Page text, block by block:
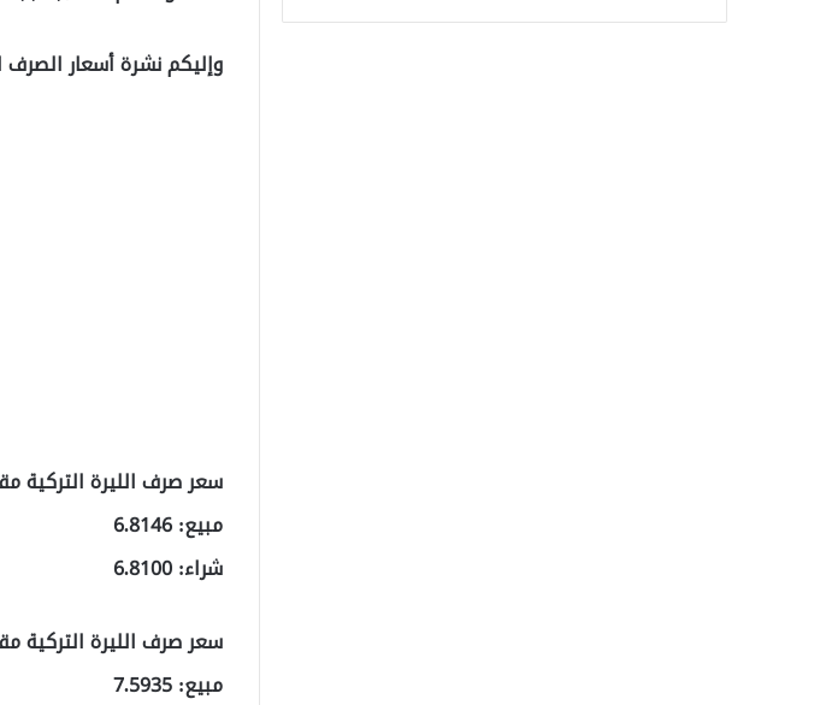
وإليكم نشرة أسعار الصرف
سعر صرف الليرة التركية
مبيع: 6.8146
شراء: 6.8100
سعر صرف الليرة التركية
مبيع: 7.5935